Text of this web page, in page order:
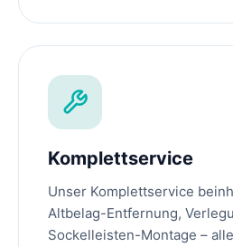
Komplettservice
Unser Komplettservice
Altbelag-Entfernung,
Sockelleisten-Montage –